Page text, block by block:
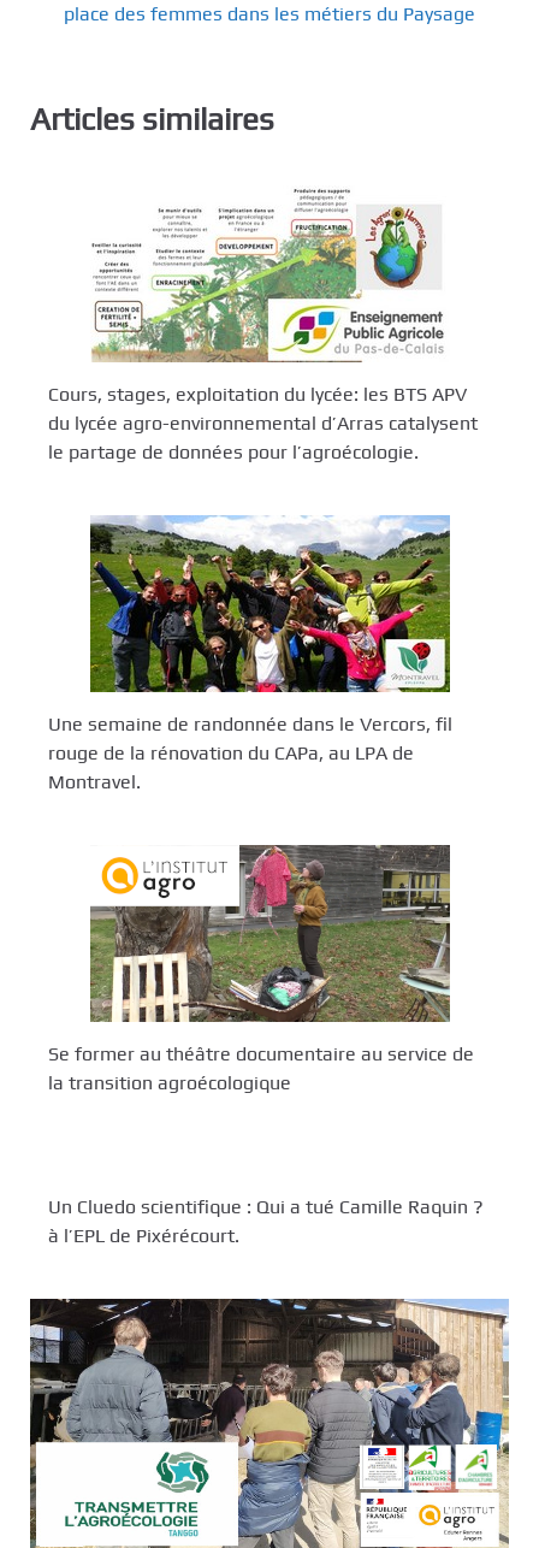
place des femmes dans les métiers du Paysage
Articles similaires
Cours, stages, exploitation du lycée: les BTS APV
du lycée agro-environnemental d’Arras catalysent
le partage de données pour l’agroécologie.
Une semaine de randonnée dans le Vercors, fil
rouge de la rénovation du CAPa, au LPA de
Montravel.
Se former au théâtre documentaire au service de
la transition agroécologique
Un Cluedo scientifique : Qui a tué Camille Raquin ?
à l’EPL de Pixérécourt.